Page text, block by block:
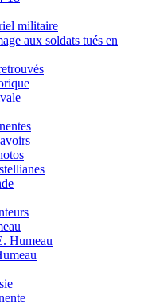
militaire
aux soldats tués en
Humeau